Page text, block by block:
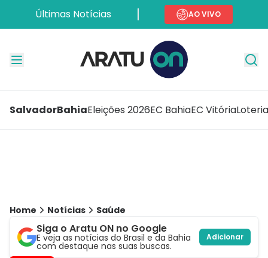
Últimas Notícias AO VIVO
SalvadorBahiaEleições 2026EC BahiaEC Vitória
Home Notícias Saúde
Siga o Aratu ON no Google
E veja as notícias do Brasil e da Bahia
com destaque nas suas buscas.
Adicionar